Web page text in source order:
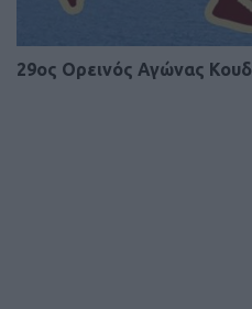
29oς Ορεινός Αγώνας